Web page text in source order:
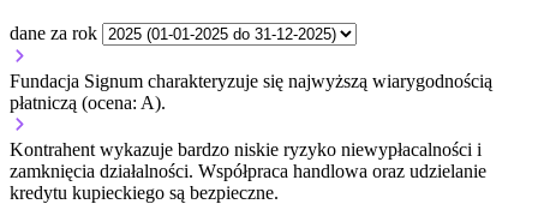
dane za rok
Fundacja Signum charakteryzuje się najwyższą wiarygodnością
płatniczą (ocena: A).
Kontrahent wykazuje bardzo niskie ryzyko niewypłacalności i
zamknięcia działalności. Współpraca handlowa oraz udzielanie
kredytu kupieckiego są bezpieczne.